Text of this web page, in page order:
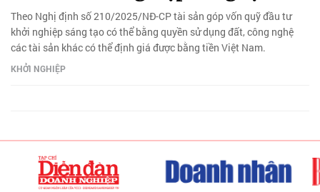
Theo Nghị định số 210/2025/NĐ-CP tài sản góp vốn quỹ đầu tư
khởi nghiệp sáng tạo có thể bằng quyền sử dụng đất, công nghệ
các tài sản khác có thể định giá được bằng tiền Việt Nam.
KHỞI NGHIỆP